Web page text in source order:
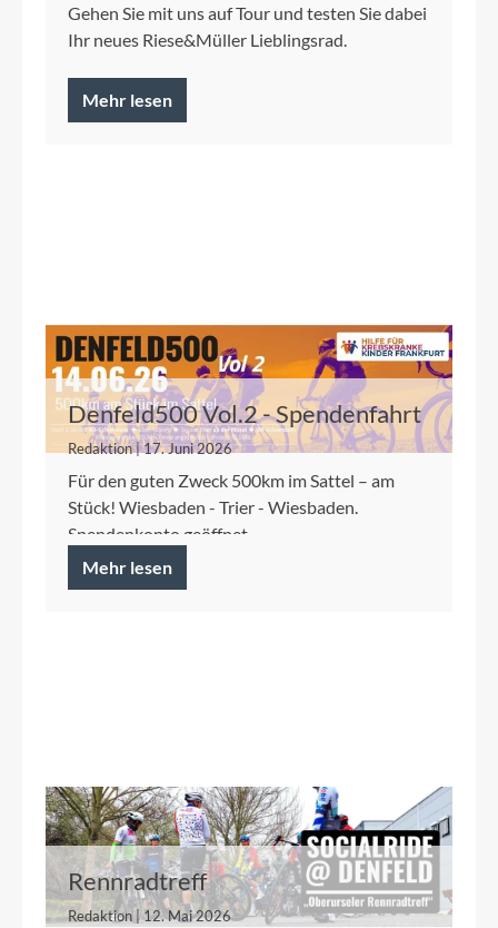
Gehen Sie mit uns auf Tour und testen Sie dabei
Ihr neues Riese&Müller Lieblingsrad.
Mehr lesen
Denfeld500 Vol.2 - Spendenfahrt
2026 für die Kinderkrebshilfe
Frankfurt
Redaktion | 17. Juni 2026
Für den guten Zweck 500km im Sattel – am
Stück! Wiesbaden - Trier - Wiesbaden.
Spendenkonto geöffnet.
Mehr lesen
Rennradtreff
Redaktion | 12. Mai 2026